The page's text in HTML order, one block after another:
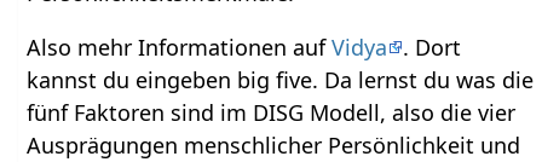
Also mehr Informationen aufVidya
. Dort
kannst du eingeben big five. Da lernst du was die
fünf Faktoren sind im DISG Modell, also die vier
Ausprägungen menschlicher Persönlichkeit und